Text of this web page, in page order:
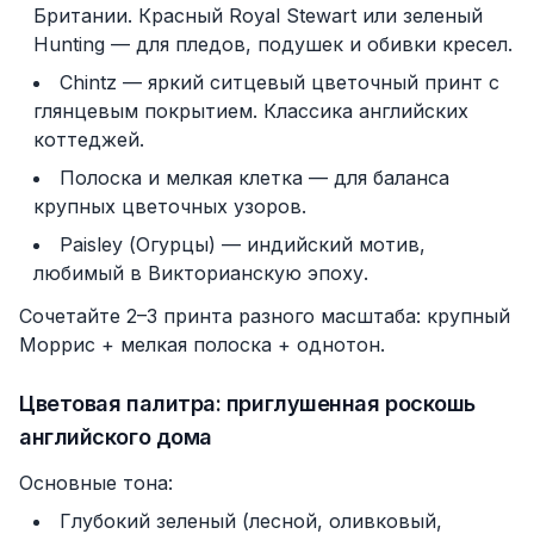
Британии. Красный Royal Stewart или зеленый
Hunting — для пледов, подушек и обивки кресел.
Chintz — яркий ситцевый цветочный принт с
глянцевым покрытием. Классика английских
коттеджей.
Полоска и мелкая клетка — для баланса
крупных цветочных узоров.
Paisley (Огурцы) — индийский мотив,
любимый в Викторианскую эпоху.
Сочетайте 2–3 принта разного масштаба: крупный
Моррис + мелкая полоска + однотон.
Цветовая палитра: приглушенная роскошь
английского дома
Основные тона:
Глубокий зеленый (лесной, оливковый,